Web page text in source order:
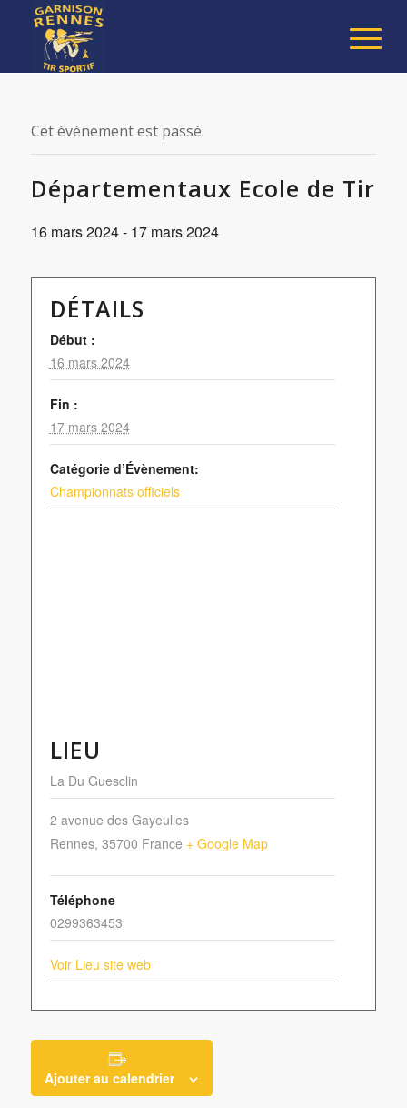
Cet évènement est passé.
Départementaux Ecole de Tir
16 mars 2024- 17 mars 2024
DÉTAILS
Début :
16 mars 2024
Fin :
17 mars 2024
Catégorie d’Évènement:
Championnats officiels
LIEU
La Du Guesclin
2 avenue des Gayeulles
Rennes, 35700 France + Google Map
Téléphone
0299363453
Voir Lieu site web
Ajouter au calendrier